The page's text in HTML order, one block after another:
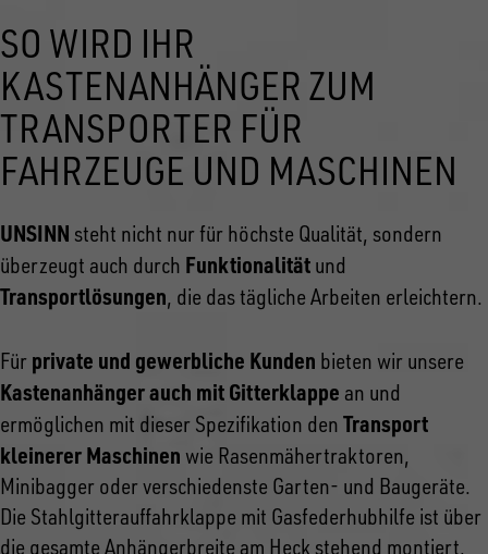
SO WIRD IHR
KASTENANHÄNGER ZUM
TRANSPORTER FÜR
FAHRZEUGE UND MASCHINEN
UNSINN steht nicht nur für höchste Qualität, sondern
überzeugt auch durch Funktionalität und
Transportlösungen, die das tägliche Arbeiten erleichtern.
Für private und gewerbliche Kunden bieten wir unsere
Kastenanhänger auch mit Gitterklappe an und
ermöglichen mit dieser Spezifikation den Transport
kleinerer Maschinen wie Rasenmähertraktoren,
Minibagger oder verschiedenste Garten- und Baugeräte.
Die Stahlgitterauffahrklappe mit Gasfederhubhilfe ist über
die gesamte Anhängerbreite am Heck stehend montiert.